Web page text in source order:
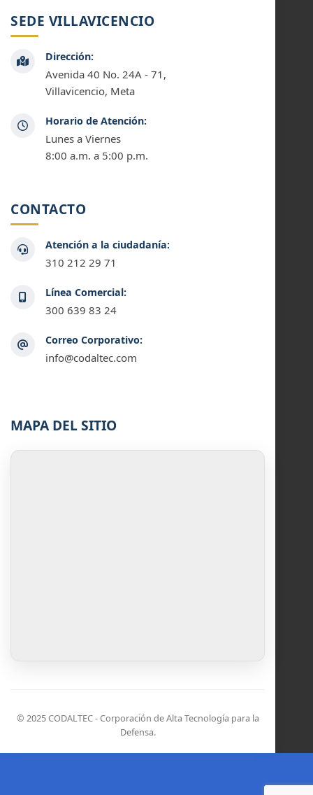
SEDE VILLAVICENCIO
Dirección:
Avenida 40 No. 24A - 71,
Villavicencio, Meta
Horario de Atención:
Lunes a Viernes
8:00 a.m. a 5:00 p.m.
CONTACTO
Atención a la ciudadanía:
310 212 29 71
Línea Comercial:
300 639 83 24
Correo Corporativo:
info@codaltec.com
MAPA DEL SITIO
© 2025 CODALTEC - Corporación de Alta Tecnología para la
Defensa.